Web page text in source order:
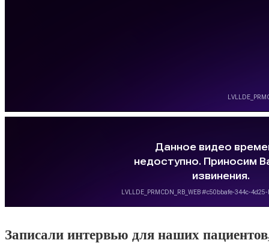
Записали интервью для наших